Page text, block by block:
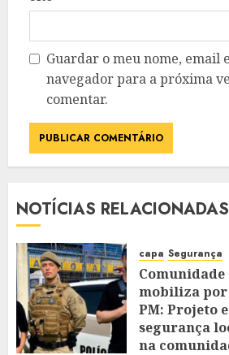
Guardar o meu nome, email
navegador para a próxima
comentar.
NOTÍCIAS RELACIONADAS
capa Segurança
Comunidade
mobiliza por
PM: Projeto
segurança
na